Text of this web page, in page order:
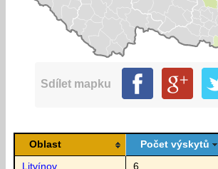
Sdílet mapku
Oblast Počet výskytů
Litvínov 6